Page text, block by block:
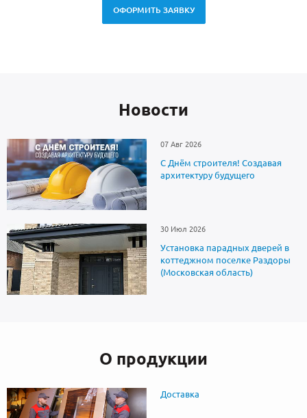
ОФОРМИТЬ ЗАЯВКУ
Новоcти
07 Авг 2026
С Днём строителя! Создавая
архитектуру будущего
30 Июл 2026
Установка парадных дверей в
коттеджном поселке Раздоры
(Московская область)
О продукции
Доставка